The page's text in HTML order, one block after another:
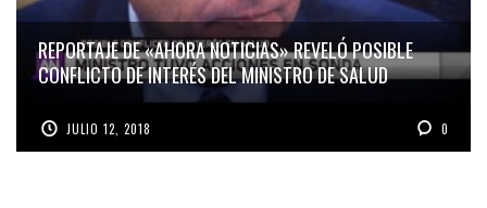
REPORTAJE DE «AHORA NOTICIAS» REVELÓ POSIBLE
CONFLICTO DE INTERÉS DEL MINISTRO DE SALUD
JULIO 12, 2018 0